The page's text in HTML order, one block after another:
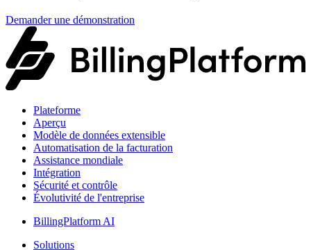
Demander une démonstration
Plateforme
Aperçu
Modèle de données extensible
Automatisation de la facturation
Assistance mondiale
Intégration
Sécurité et contrôle
Évolutivité de l'entreprise
BillingPlatform AI
Solutions